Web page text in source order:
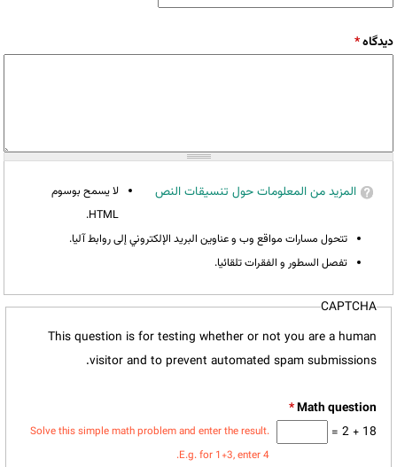
‏دیدگاه ‏*
المزيد من المعلومات حول تنسيقات النص
لا يسمح بوسوم
HTML.
تتحول مسارات مواقع وب و عناوين البريد الإلكتروني إلى روابط آليا.
تفصل السطور و الفقرات تلقائيا.
CAPTCHA
This question is for testing whether or not you are a human
visitor and to prevent automated spam submissions.
*
18 + 2 =
Solve this simple math problem and enter the result.
E.g. for 1+3, enter 4.